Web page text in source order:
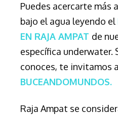
Puedes acercarte más
bajo el agua leyendo el
EN RAJA AMPAT de
específica underwater.
conoces, te invitamos
BUCEANDOMUNDOS.
Raja Ampat se